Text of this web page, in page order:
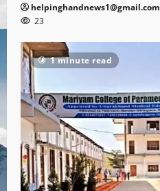
helpinghandnews1@gmail.com
23
1 minute read